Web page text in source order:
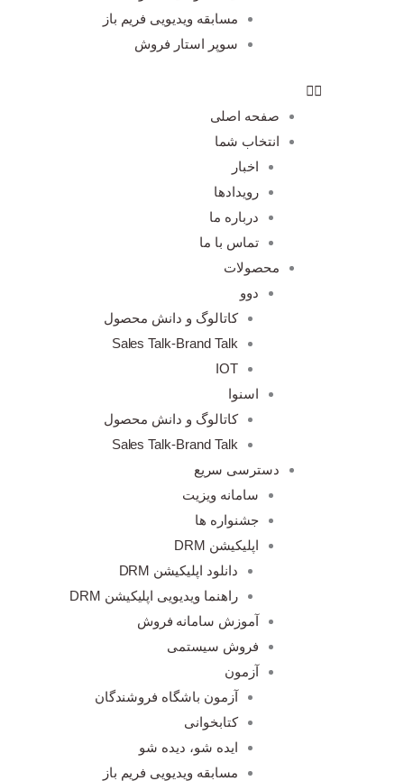
مسابقه ویدیویی فریم باز
سوپر استار فروش
صفحه اصلی
انتخاب شما
اخبار
رویدادها
درباره ما
تماس با ما
محصولات
دوو
کاتالوگ و دانش محصول
Sales Talk-Brand Talk
IOT
اسنوا
کاتالوگ و دانش محصول
Sales Talk-Brand Talk
دسترسی سریع
سامانه ویزیت
جشنواره ها
اپلیکیشن DRM
دانلود اپلیکیشن DRM
راهنما ویدیویی اپلیکیشن DRM
آموزش سامانه فروش
فروش سیستمی
آزمون
آزمون باشگاه فروشندگان
کتابخوانی
ایده شو، دیده شو
مسابقه ویدیویی فریم باز